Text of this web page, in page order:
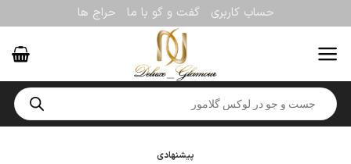
to
content
حساب کاربری گفت و گو با ما حراج ها
Products
search
پیشنهادی